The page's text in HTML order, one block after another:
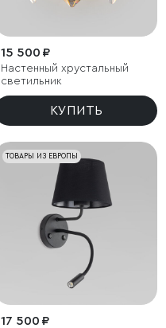
15 500 ₽
Настенный хрустальный
светильник
КУПИТЬ
ТОВАРЫ ИЗ ЕВРОПЫ
17 500 ₽